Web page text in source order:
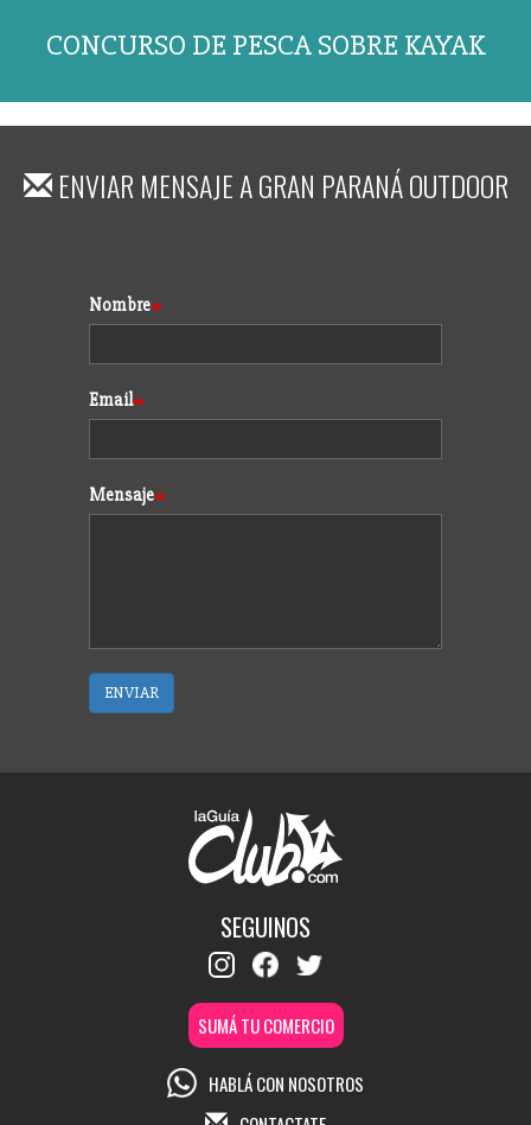
CONCURSO DE PESCA SOBRE KAYAK
ENVIAR MENSAJE AGRAN PARANÁ OUTDOOR
Formulario
Nombre
Email
Mensaje
ENVIAR
SEGUINOS
SUMÁ TU COMERCIO
HABLÁ CON NOSOTROS